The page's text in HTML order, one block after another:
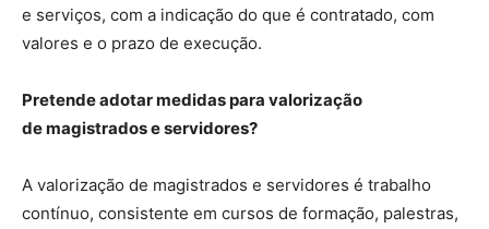
e serviços, com a indicação do que é contratado, com
valores e o prazo de execução.
Pretende adotar medidas para valorização
de magistrados e servidores?
A valorização de magistrados e servidores é trabalho
contínuo, consistente em cursos de formação, palestras,